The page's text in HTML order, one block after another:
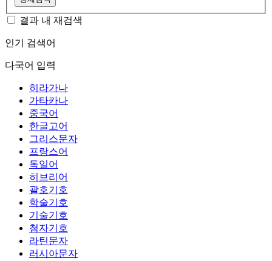
결과 내 재검색
인기 검색어
다국어 입력
히라가나
가타카나
중국어
한글고어
그리스문자
프랑스어
독일어
히브리어
괄호기호
학술기호
기술기호
첨자기호
라틴문자
러시아문자